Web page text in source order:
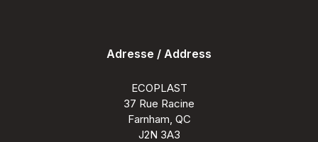
Adresse / Address
ECOPLAST
37 Rue Racine
Farnham, QC
J2N 3A3